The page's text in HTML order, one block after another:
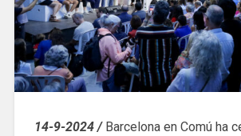
14-9-2024 /Barcelona en Comú ha